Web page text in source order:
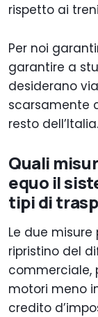
rispetto ai
Per noi
garantire a
desiderano
scarsamente
resto dell’Italia.
Quali
equo il
tipi di
Le due
ripristino del
commerciale,
motori meno
credito